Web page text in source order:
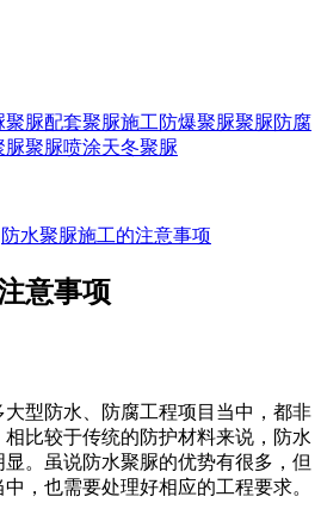
聚脲配套聚脲施工防爆聚脲聚脲防腐
脲聚脲喷涂天冬聚脲
防水聚脲施工的注意事项
意事项
大型防水、防腐工程项目当中，都非
比较于传统的防护材料来说，防水
。虽说防水聚脲的优势有很多，但
，也需要处理好相应的工程要求。